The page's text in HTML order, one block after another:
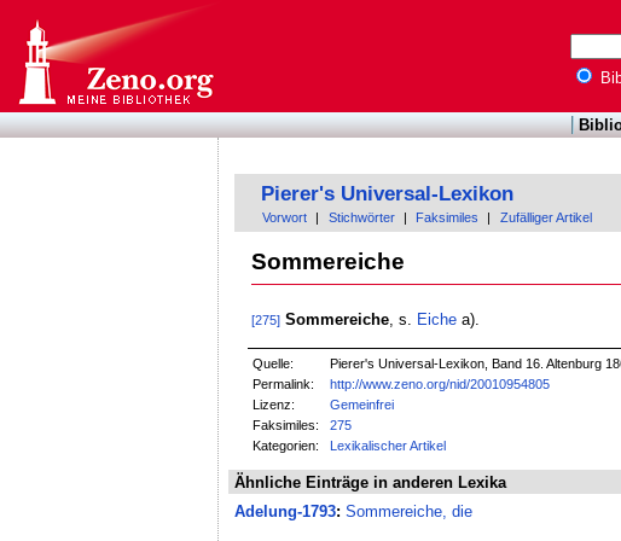
Pierer's Universal-Lexikon
Vorwort Stichwörter Faksimiles Zufälliger Artikel
Sommereiche
[275] Sommereiche, s. Eichea).
Quelle:
Pierer's Universal-Lexikon, Band 16. Altenburg
Permalink:
http://www.zeno.org/nid/20010954805
Lizenz:
Gemeinfrei
Faksimiles:
275
Kategorien:
Lexikalischer Artikel
Ähnliche Einträge in anderen Lexika
Adelung-1793: Sommereiche, die